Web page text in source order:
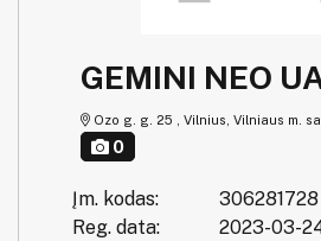
GEMINI NEO
Ozo g. g. 25 , Vilnius, Vilniaus m.
0
Įm. kodas:
306281728
Reg. data:
2023-03-